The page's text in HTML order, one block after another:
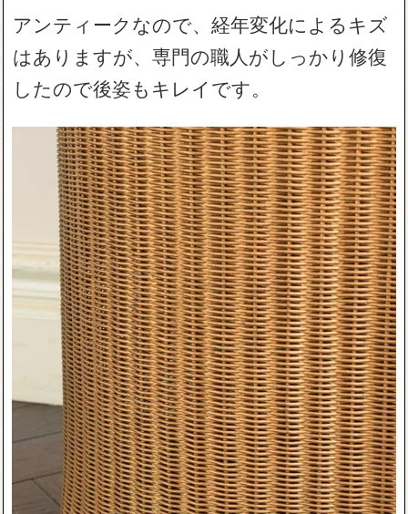
アンティークなので、経年変化によるキズ
はありますが、専門の職人がしっかり修復
したので後姿もキレイです。